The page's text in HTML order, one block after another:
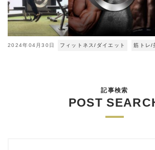
2024年04月30日 フィットネス/ダイエット 筋トレ/
記事検索
POST